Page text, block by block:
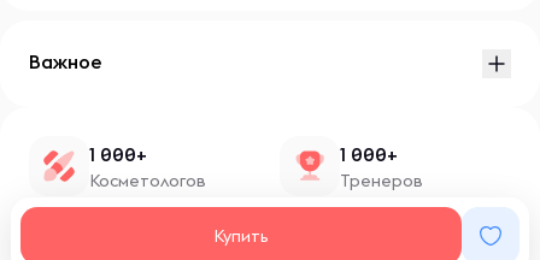
Купить
Важное
1 000+
Косметологов
1 000+
Тренеров